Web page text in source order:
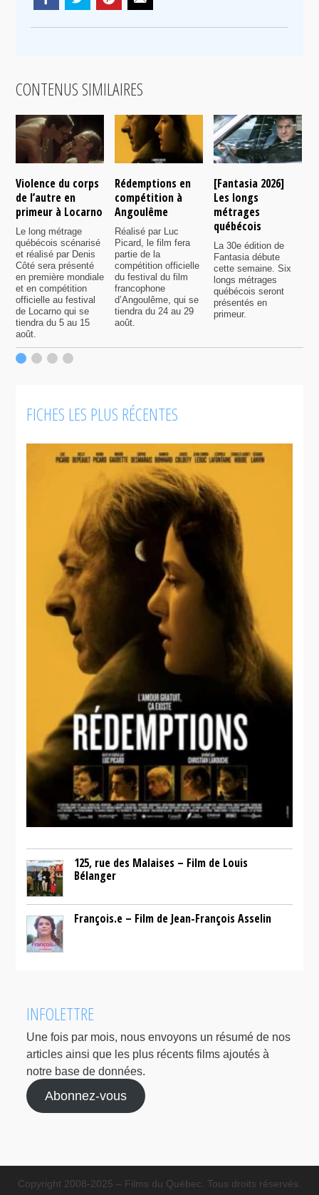
CONTENUS SIMILAIRES
Violence du corps
de l’autre en
primeur à Locarno
Le long métrage
québécois scénarisé
et réalisé par Denis
Côté sera présenté
en première mondiale
et en compétition
officielle au festival
de Locarno qui se
tiendra du 5 au 15
août.
Rédemptions en
compétition à
Angoulême
Réalisé par Luc
Picard, le film fera
partie de la
compétition officielle
du festival du film
francophone
d’Angoulême, qui se
tiendra du 24 au 29
août.
[Fantasia 2026]
Les longs
métrages
québécois
La 30e édition de
Fantasia débute
cette semaine. Six
longs métrages
québécois seront
présentés en
primeur.
FICHES LES PLUS RÉCENTES
125, rue des Malaises – Film de Louis
Bélanger
François.e – Film de Jean-François Asselin
INFOLETTRE
Une fois par mois, nous envoyons un résumé de nos
articles ainsi que les plus récents films ajoutés à
notre base de données.
Abonnez-vous
Copyright 2008-2025 – Films du Québec. Tous droits réservés.